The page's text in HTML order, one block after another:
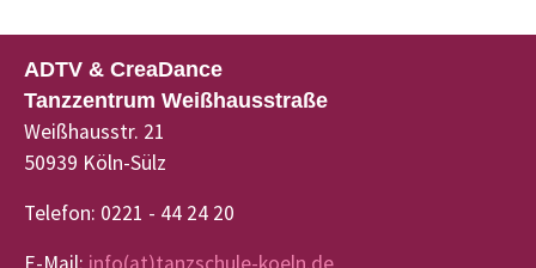
ADTV & CreaDance
Tanzzentrum Weißhausstraße
Weißhausstr. 21
50939 Köln-Sülz
Telefon: 0221 - 44 24 20